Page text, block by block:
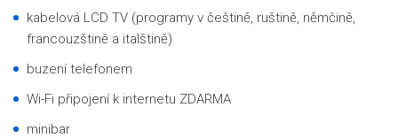
kabelová LCD TV (programy v češtině, ruštině, němčině,
francouzštině a italštině)
buzení telefonem
Wi-Fi připojení k internetu ZDARMA
minibar